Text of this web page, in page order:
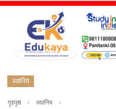
स्थानिय
गृहपृष्ठ
स्थानिय